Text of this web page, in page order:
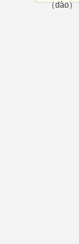
（dào）